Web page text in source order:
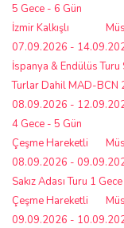
5 Gece - 6 Gün
07.09.2026 -
İzmir Kalkışlı
İspanya & Endülüs
Turlar Dahil MAD-BCN
08.09.2026 -
4 Gece - 5 Gün
08.09.2026 -
Çeşme Hareketli
Sakız Adası Turu 1
09.09.2026 -
Çeşme Hareketli